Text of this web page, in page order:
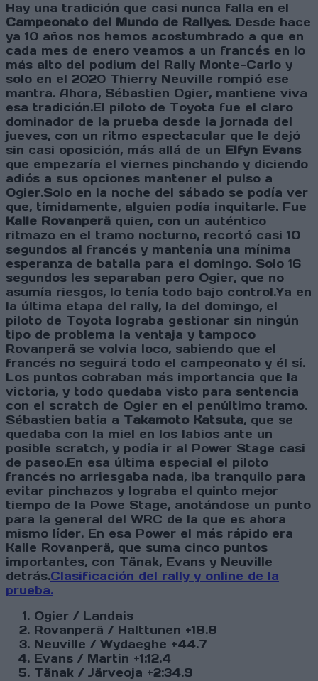
Hay una tradición que casi nunca falla en el
Campeonato del Mundo de Rallyes. Desde hace
ya 10 años nos hemos acostumbrado a que en
cada mes de enero veamos a un francés en lo
más alto del podium del Rally Monte-Carlo y
solo en el 2020 Thierry Neuville rompió ese
mantra. Ahora, Sébastien Ogier, mantiene viva
esa tradición.El piloto de Toyota fue el claro
dominador de la prueba desde la jornada del
jueves, con un ritmo espectacular que le dejó
sin casi oposición, más allá de un Elfyn Evans
que empezaría el viernes pinchando y diciendo
adiós a sus opciones mantener el pulso a
Ogier.Solo en la noche del sábado se podía ver
que, tímidamente, alguien podía inquitarle. Fue
Kalle Rovanperä quien, con un auténtico
ritmazo en el tramo nocturno, recortó casi 10
segundos al francés y mantenía una mínima
esperanza de batalla para el domingo. Solo 16
segundos les separaban pero Ogier, que no
asumía riesgos, lo tenía todo bajo control.Ya en
la última etapa del rally, la del domingo, el
piloto de Toyota lograba gestionar sin ningún
tipo de problema la ventaja y tampoco
Rovanperä se volvía loco, sabiendo que el
francés no seguirá todo el campeonato y él sí.
Los puntos cobraban más importancia que la
victoria, y todo quedaba visto para sentencia
con el scratch de Ogier en el penúltimo tramo.
Sébastien batía a Takamoto Katsuta, que se
quedaba con la miel en los labios ante un
posible scratch, y podía ir al Power Stage casi
de paseo.En esa última especial el piloto
francés no arriesgaba nada, iba tranquilo para
evitar pinchazos y lograba el quinto mejor
tiempo de la Powe Stage, anotándose un punto
para la general del WRC de la que es ahora
mismo líder. En esa Power el más rápido era
Kalle Rovanperä, que suma cinco puntos
importantes, con Tänak, Evans y Neuville
detrás.Clasificación del rally y online de la
prueba.
Ogier / Landais
Rovanperä / Halttunen +18.8
Neuville / Wydaeghe +44.7
Evans / Martin +1:12.4
Tänak / Järveoja +2:34.9